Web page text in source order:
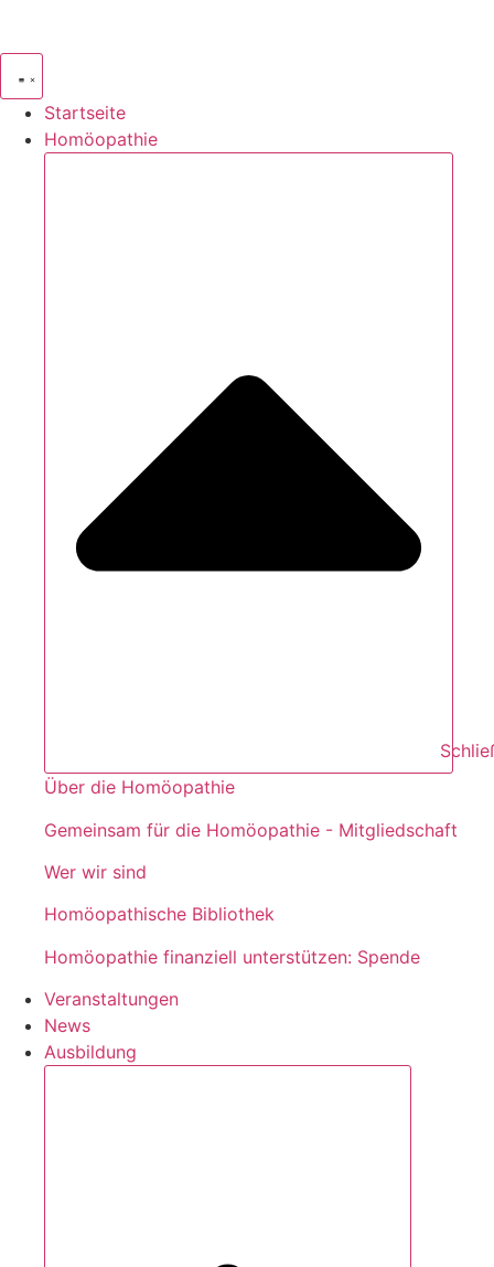
Startseite
Homöopathie
Über die Homöopathie
Gemeinsam für die Homöopathie - Mitgliedschaft
Wer wir sind
Homöopathische Bibliothek
Homöopathie finanziell unterstützen: Spende
Veranstaltungen
News
Ausbildung